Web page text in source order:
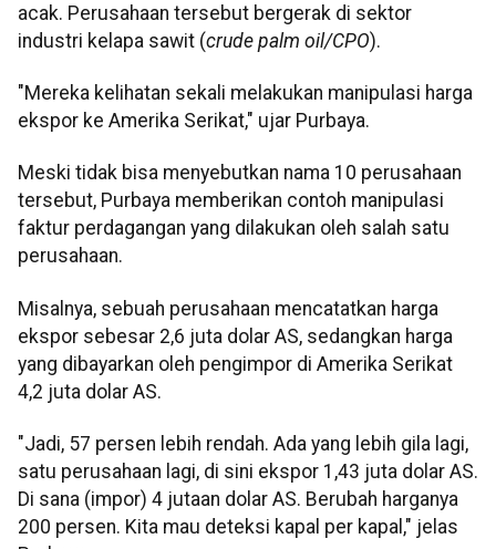
acak. Perusahaan tersebut bergerak di sektor
industri kelapa sawit (crude palm oil/CPO).
"Mereka kelihatan sekali melakukan manipulasi harga
ekspor ke Amerika Serikat," ujar Purbaya.
Meski tidak bisa menyebutkan nama 10 perusahaan
tersebut, Purbaya memberikan contoh manipulasi
faktur perdagangan yang dilakukan oleh salah satu
perusahaan.
Misalnya, sebuah perusahaan mencatatkan harga
ekspor sebesar 2,6 juta dolar AS, sedangkan harga
yang dibayarkan oleh pengimpor di Amerika Serikat
4,2 juta dolar AS.
"Jadi, 57 persen lebih rendah. Ada yang lebih gila lagi,
satu perusahaan lagi, di sini ekspor 1,43 juta dolar AS.
Di sana (impor) 4 jutaan dolar AS. Berubah harganya
200 persen. Kita mau deteksi kapal per kapal," jelas